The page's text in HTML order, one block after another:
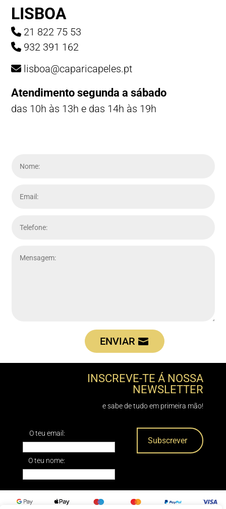
LISBOA
21 822 75 53
932 391 162
lisboa@caparicapeles.pt
Atendimento segunda a sábado
das 10h às 13h e das 14h às 19h
ENVIAR
INSCREVE-TE Á NOSSA
NEWSLETTER
e sabe de tudo em primeira mão!
O teu email:
O teu nome: